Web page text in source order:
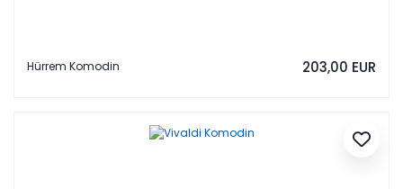
Hürrem Komodin 203,00 EUR